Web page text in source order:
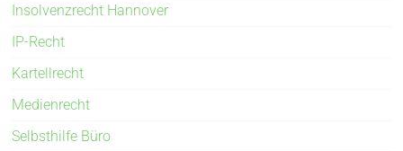
Insolvenzrecht Hannover
IP-Recht
Kartellrecht
Medienrecht
Selbsthilfe Büro